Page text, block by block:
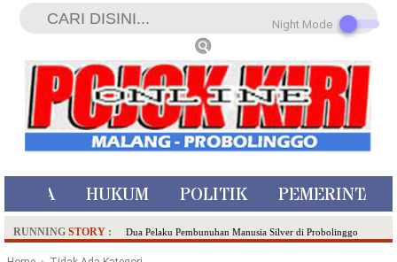
HUKUM POLITIK
RUNNING STORY : Dua Pelaku Pembunuhan Manusia Silver di Probolinggo
Night Mode